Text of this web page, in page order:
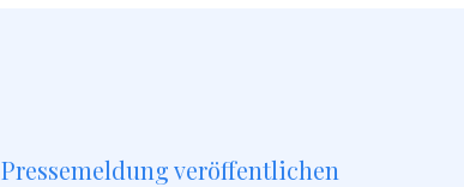
Pressemeldung veröffentlichen